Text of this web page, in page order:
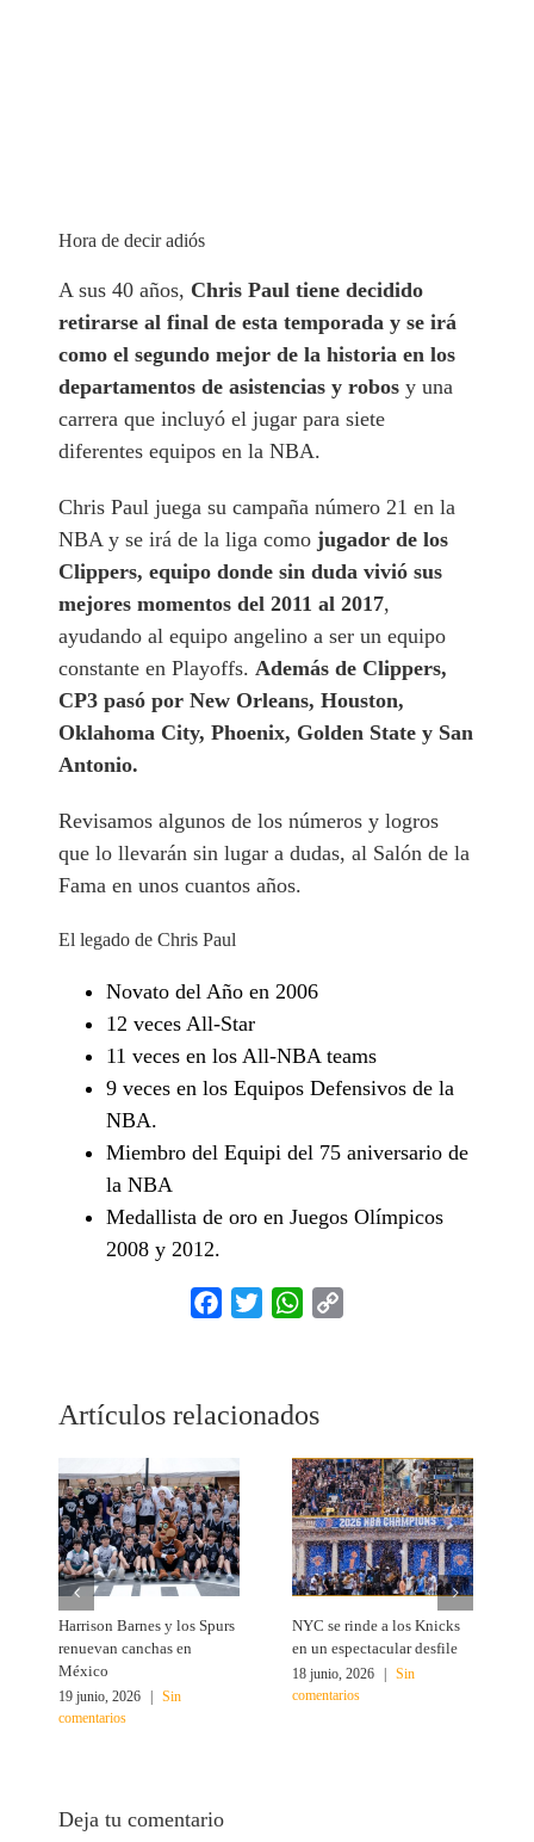
Hora de decir adiós
A sus 40 años, Chris Paul tiene decidido
retirarse al final de esta temporada y se irá
como el segundo mejor de la historia en los
departamentos de asistencias y robos y una
carrera que incluyó el jugar para siete
diferentes equipos en la NBA.
Chris Paul juega su campaña número 21 en la
NBA y se irá de la liga como jugador de los
Clippers, equipo donde sin duda vivió sus
mejores momentos del 2011 al 2017,
ayudando al equipo angelino a ser un equipo
constante en Playoffs. Además de Clippers,
CP3 pasó por New Orleans, Houston,
Oklahoma City, Phoenix, Golden State y San
Antonio.
Revisamos algunos de los números y logros
que lo llevarán sin lugar a dudas, al Salón de la
Fama en unos cuantos años.
El legado de Chris Paul
Novato del Año en 2006
12 veces All-Star
11 veces en los All-NBA teams
9 veces en los Equipos Defensivos de la
NBA.
Miembro del Equipi del 75 aniversario de
la NBA
Medallista de oro en Juegos Olímpicos
2008 y 2012.
Facebook
Twitter WhatsApp
Artículos relacionados
Harrison Barnes y los Spurs
renuevan canchas en
México
19 junio, 2026
Sin
comentarios
NYC se rinde a los Knicks
en un espectacular desfile
18 junio, 2026
Sin
comentarios
Deja tu comentario